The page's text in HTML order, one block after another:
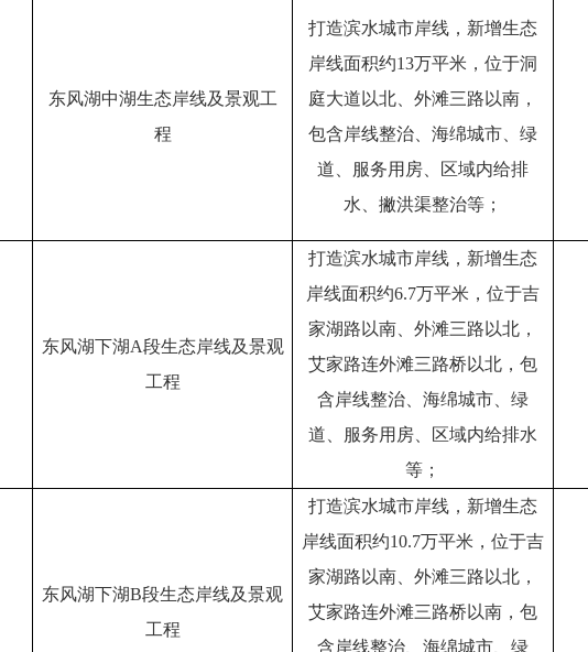
东风湖中湖生态岸线及景观工
程
打造滨水城市岸线，新增生态
岸线面积约13万平米，位于洞
庭大道以北、外滩三路以南，
包含岸线整治、海绵城市、绿
道、服务用房、区域内给排
水、撇洪渠整治等；
东风湖下湖A段生态岸线及景观
工程
打造滨水城市岸线，新增生态
岸线面积约6.7万平米，位于吉
家湖路以南、外滩三路以北，
艾家路连外滩三路桥以北，包
含岸线整治、海绵城市、绿
道、服务用房、区域内给排水
等；
东风湖下湖B段生态岸线及景观
工程
打造滨水城市岸线，新增生态
岸线面积约10.7万平米，位于吉
家湖路以南、外滩三路以北，
艾家路连外滩三路桥以南，包
含岸线整治、海绵城市、绿